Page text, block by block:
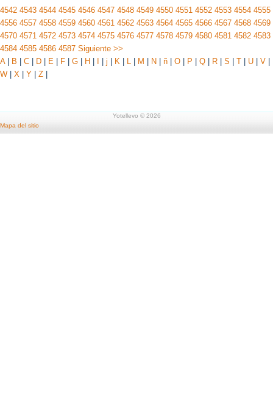
4542 4543 4544 4545 4546 4547 4548 4549 4550 4551 4552 4553 4554 4555
4556 4557 4558 4559 4560 4561 4562 4563 4564 4565 4566 4567 4568 4569
4570 4571 4572 4573 4574 4575 4576 4577 4578 4579 4580 4581 4582 4583
4584 4585 4586 4587 Siguiente >>
A| B C D E F G H j K L M N ñ O P Q R S T U V
W
X Y Z
Yotellevo © 2026
Mapa del sitio